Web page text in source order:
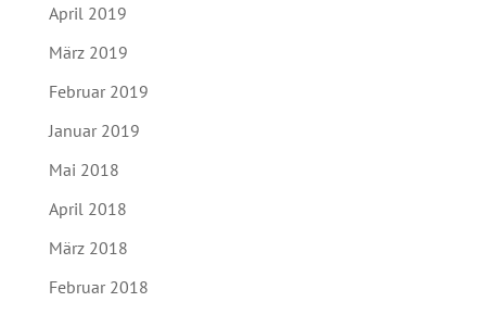
April 2019
März 2019
Februar 2019
Januar 2019
Mai 2018
April 2018
März 2018
Februar 2018